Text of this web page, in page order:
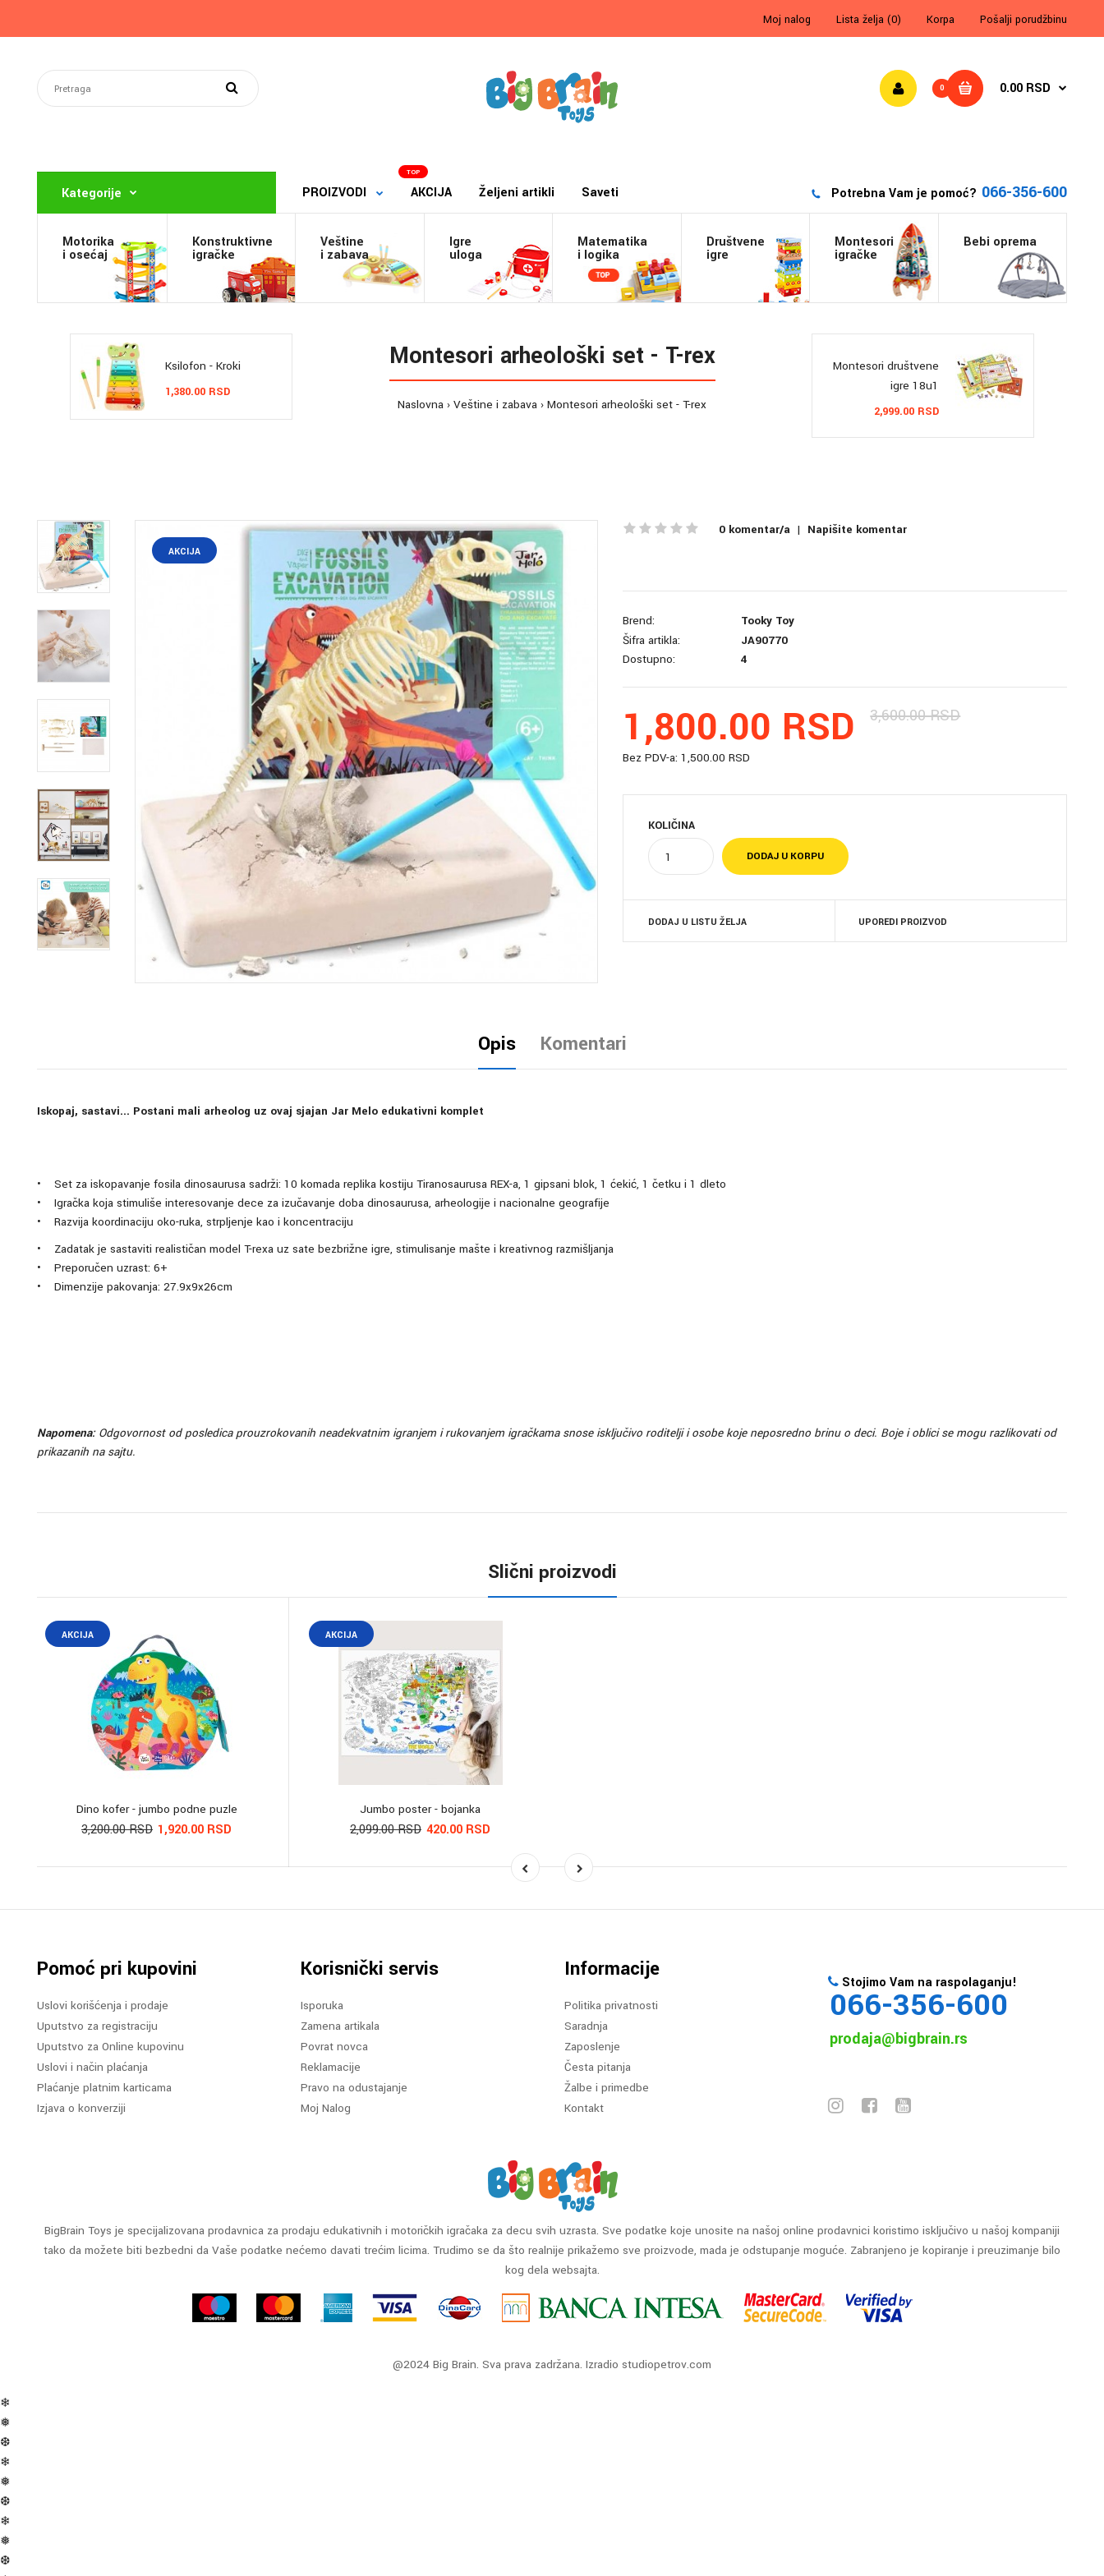
Moj nalog Lista želja (0) Korpa Pošalji porudžbinu
0 0.00 RSD
Kategorije PROIZVODI AKCIJA
TOP
Željeni artikli Saveti Potrebna Vam je pomoć? 066-356-600
Motorika
i osećaj
Konstruktivne
igračke
Veštine
i zabava
Igre
uloga
Matematika
i logika
Društvene
igre
Montesori
igračke
Bebi oprema
Ksilofon - Kroki
1,380.00 RSD
Montesori arheološki set - T-rex
Naslovna Veštine i zabava Montesori arheološki set - T-rex
Montesori društvene
igre 18u1
2,999.00 RSD
AKCIJA
0 komentar/a | Napišite komentar
Brend:
Tooky Toy
Šifra artikla:
JA90770
Dostupno:
4
1,800.00 RSD 3,600.00 RSD
Bez PDV-a:1,500.00 RSD
KOLIČINA
DODAJ U LISTU ŽELJA UPOREDI PROIZVOD
Opis Komentari
Iskopaj, sastavi... Postani mali arheolog uz ovaj sjajan Jar Melo edukativni komplet
• Set za iskopavanje fosila dinosaurusa sadrži: 10 komada replika kostiju Tiranosaurusa REX-a, 1 gipsani blok, 1 ćekić, 1 četku i 1 dleto
• Igračka koja stimuliše interesovanje dece za izučavanje doba dinosaurusa, arheologije i nacionalne geografije
• Razvija koordinaciju oko-ruka, strpljenje kao i koncentraciju
• Zadatak je sastaviti realističan model T-rexa uz sate bezbrižne igre, stimulisanje mašte i kreativnog razmišljanja
• Preporučen uzrast: 6+
• Dimenzije pakovanja: 27.9x9x26cm
Napomena:Odgovornost od posledica prouzrokovanih neadekvatnim igranjem i rukovanjem igračkama snose isključivo roditelji i osobe koje neposredno brinu o deci. Boje i oblici se mogu razlikovati od
prikazanih na sajtu.
Slični proizvodi
AKCIJA
Dino kofer - jumbo podne puzle
3,200.00 RSD 1,920.00 RSD
AKCIJA
Jumbo poster - bojanka
2,099.00 RSD 420.00 RSD
Pomoć pri kupovini
Uslovi korišćenja i prodaje
Uputstvo za registraciju
Uputstvo za Online kupovinu
Uslovi i način plaćanja
Plaćanje platnim karticama
Izjava o konverziji
Korisnički servis
Isporuka
Zamena artikala
Povrat novca
Reklamacije
Pravo na odustajanje
Moj Nalog
Informacije
Politika privatnosti
Saradnja
Zaposlenje
Česta pitanja
Žalbe i primedbe
Kontakt
Stojimo Vam na raspolaganju!
066-356-600
prodaja@bigbrain.rs
BigBrain Toys je specijalizovana prodavnica za prodaju edukativnih i motoričkih igračaka za decu svih uzrasta. Sve podatke koje unosite na našoj online prodavnici koristimo isključivo u našoj kompaniji
tako da možete biti bezbedni da Vaše podatke nećemo davati trećim licima. Trudimo se da što realnije prikažemo sve proizvode, mada je odstupanje moguće. Zabranjeno je kopiranje i preuzimanje bilo
kog dela websajta.
@2024 Big Brain. Sva prava zadržana. Izradio studiopetrov.com
❄
❅
❆
❄
❅
❆
❄
❅
❆